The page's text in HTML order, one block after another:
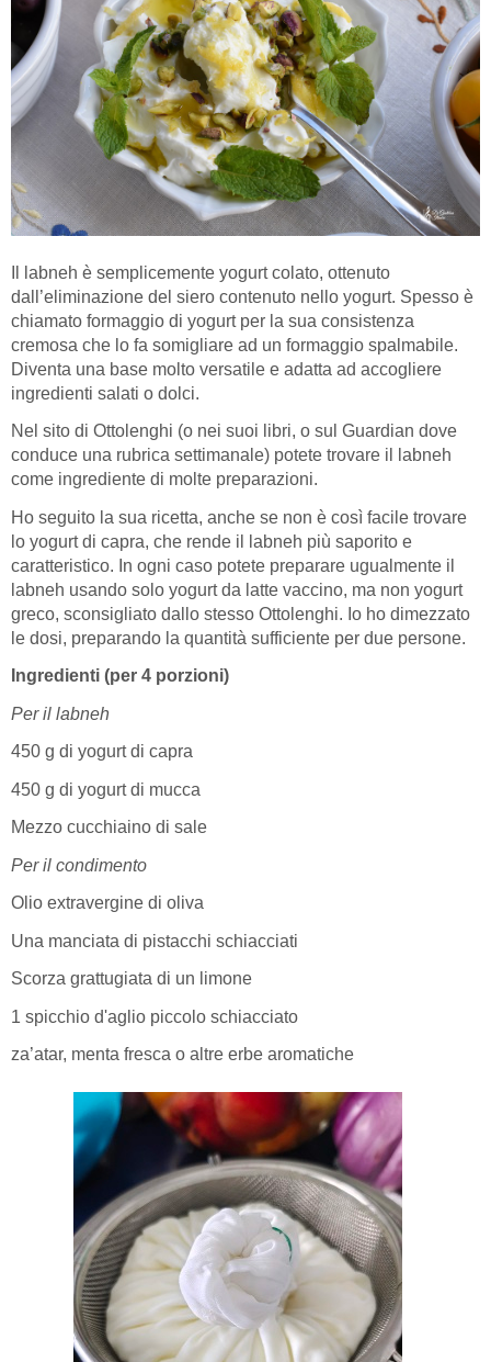
Il labneh è semplicemente yogurt colato, ottenuto
dall’eliminazione del siero contenuto nello yogurt. Spesso è
chiamato formaggio di yogurt per la sua consistenza
cremosa che lo fa somigliare ad un formaggio spalmabile.
Diventa una base molto versatile e adatta ad accogliere
ingredienti salati o dolci.
Nel sito di Ottolenghi (o nei suoi libri, o sul Guardian dove
conduce una rubrica settimanale) potete trovare il labneh
come ingrediente di molte preparazioni.
Ho seguito la sua ricetta, anche se non è così facile trovare
lo yogurt di capra, che rende il labneh più saporito e
caratteristico. In ogni caso potete preparare ugualmente il
labneh usando solo yogurt da latte vaccino, ma non yogurt
greco, sconsigliato dallo stesso Ottolenghi. Io ho dimezzato
le dosi, preparando la quantità sufficiente per due persone.
Ingredienti (per 4 porzioni)
Per il labneh
450 g di yogurt di capra
450 g di yogurt di mucca
Mezzo cucchiaino di sale
Per il condimento
Olio extravergine di oliva
Una manciata di pistacchi schiacciati
Scorza grattugiata di un limone
1 spicchio d'aglio piccolo schiacciato
za’atar, menta fresca o altre erbe aromatiche